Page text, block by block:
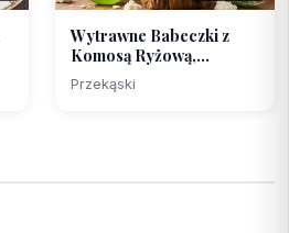
Wytrawne Babeczki z
Komosą Ryżową,
Szpinak...
Przekąski